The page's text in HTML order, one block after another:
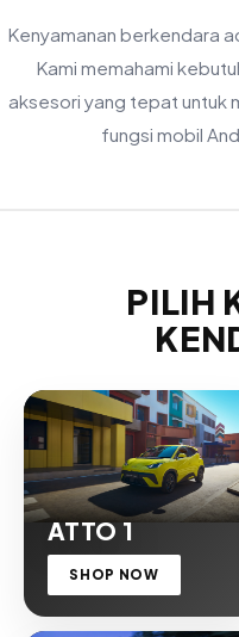
Kenyamanan berkendara
Kami memahami
aksesori yang tepat untuk
fungsi mobil
PILIH
ATTO 1
SHOP NOW